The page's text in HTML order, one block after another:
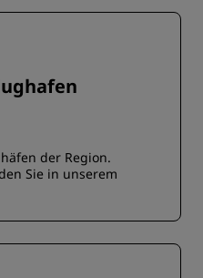
der Region.
Sie in unserem